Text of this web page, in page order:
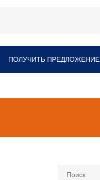
ПОЛУЧИТЬ ПРЕДЛОЖЕНИЕ
Поиск